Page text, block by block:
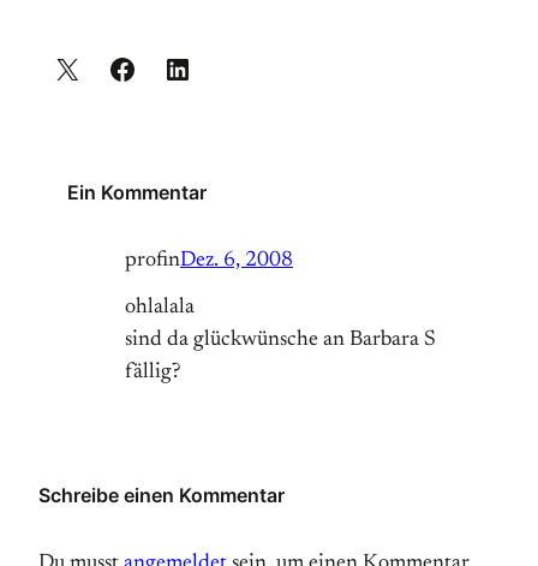
Ein Kommentar
profinDez. 6, 2008
ohlalala
sind da glückwünsche an Barbara S
fällig?
Schreibe einen Kommentar